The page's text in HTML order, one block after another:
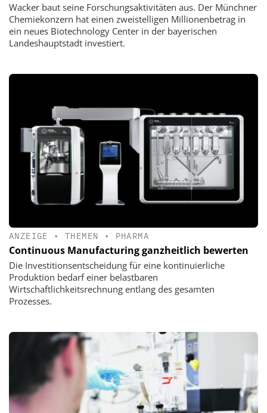
Wacker baut seine Forschungsaktivitäten aus. Der Münchner
Chemiekonzern hat einen zweistelligen Millionenbetrag in
ein neues Biotechnology Center in der bayerischen
Landeshauptstadt investiert.
ANZEIGE •THEMEN • PHARMA
Continuous Manufacturing ganzheitlich bewerten
Die Investitionsentscheidung für eine kontinuierliche
Produktion bedarf einer belastbaren
Wirtschaftlichkeitsrechnung entlang des gesamten
Prozesses.